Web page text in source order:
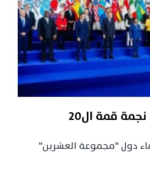
قمة ال20
دول "مجموعة العشرين"